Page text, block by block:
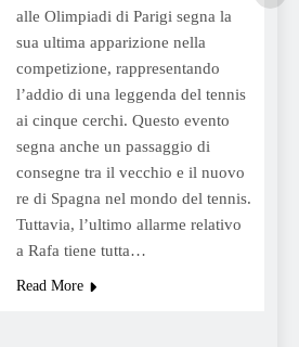
alle Olimpiadi di Parigi segna la
sua ultima apparizione nella
competizione, rappresentando
l’addio di una leggenda del tennis
ai cinque cerchi. Questo evento
segna anche un passaggio di
consegne tra il vecchio e il nuovo
re di Spagna nel mondo del tennis.
Tuttavia, l’ultimo allarme relativo
a Rafa tiene tutta…
Read More